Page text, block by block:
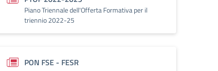
Piano Triennale dell'Offerta Formativa per il
triennio 2022-25
PON FSE - FESR